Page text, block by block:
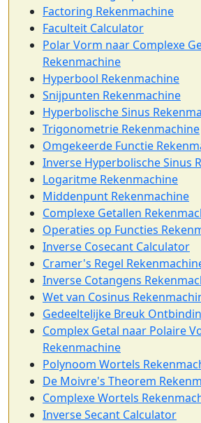
Factoring Rekenmachine
Faculteit Calculator
Polar Vorm naar Complexe
Rekenmachine
Hyperbool Rekenmachine
Snijpunten Rekenmachine
Hyperbolische Sinus
Trigonometrie Rekenmachine
Omgekeerde Functie
Inverse Hyperbolische Sinus
Logaritme Rekenmachine
Middenpunt Rekenmachine
Complexe Getallen
Operaties op Functies
Inverse Cosecant Calculator
Cramer's Regel
Inverse Cotangens
Wet van Cosinus
Gedeeltelijke Breuk
Complex Getal naar Polaire
Rekenmachine
Polynoom Wortels
De Moivre's Theorem
Complexe Wortels
Inverse Secant Calculator